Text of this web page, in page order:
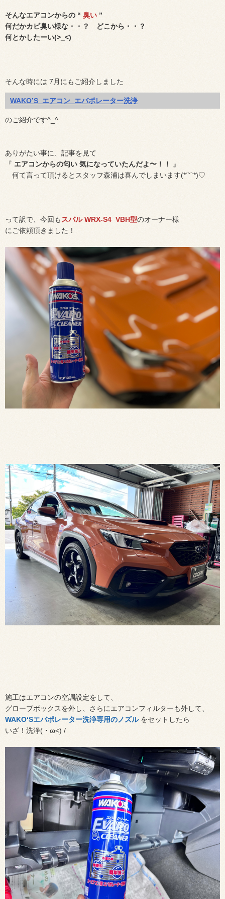
そんなエアコンからの “ 臭い ”
何だかカビ臭い様な・・？ どこから・・？
何とかしたーい(>_<)
そんな時には 7月にもご紹介しました
WAKO’S エアコン エバポレーター洗浄
のご紹介です^_^
ありがたい事に、記事を見て
『 エアコンからの匂い 気になっていたんだよ〜！！
』
何て言って頂けるとスタッフ森浦は喜んでしまいます(*´˘`*)♡
って訳で、今回もスバル WRX-S4 VBH型のオーナー様
にご依頼頂きました！
施工はエアコンの空調設定をして、
グローブボックスを外し、さらにエアコンフィルターも外して、
WAKO‘Sエバポレーター洗浄専用のノズルをセットしたら
いざ！洗浄(・ω<) /